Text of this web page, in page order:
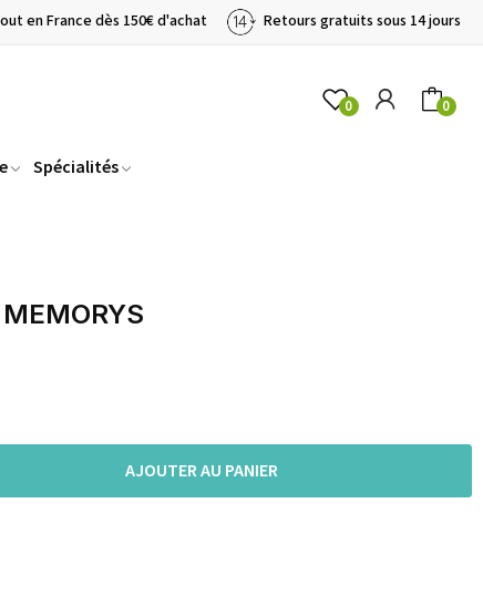
en France dès 150€ d'achat Retours gratuits sous 14 jours
0 0
Spécialités
AJOUTER AU PANIER